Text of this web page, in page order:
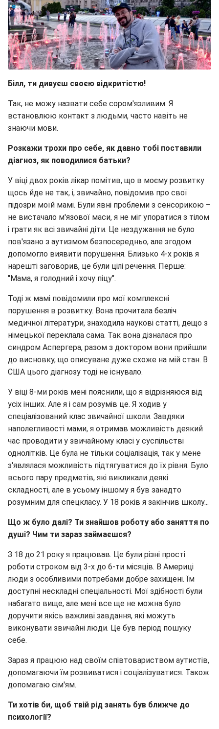
Білл, ти дивуєш своєю відкритістю!
Так, не можу назвати себе сором'язливим. Я
встановлюю контакт з людьми, часто навіть не
знаючи мови.
Розкажи трохи про себе, як давно тобі поставили
діагноз, як поводилися батьки?
У віці двох років лікар помітив, що в моєму розвитку
щось йде не так, і, звичайно, повідомив про свої
підозри моїй мамі. Були явні проблеми з сенсорикою –
не вистачало м'язової маси, я не міг упоратися з тілом
і грати як всі звичайні діти. Це нездужання не було
пов'язано з аутизмом безпосередньо, але згодом
допомогло виявити порушення. Близько 4-х років я
нарешті заговорив, це були цілі речення. Перше:
"Мама, я голодний і хочу піцу".
Тоді ж мамі повідомили про мої комплексні
порушення в розвитку. Вона прочитала безліч
медичної літератури, знаходила наукові статті, дещо з
німецької переклала сама. Так вона дізналася про
синдром Аспергера, разом з доктором вони прийшли
до висновку, що описуване дуже схоже на мій стан. В
США цього діагнозу тоді не існувало.
У віці 8-ми років мені пояснили, що я відрізняюся від
усіх інших. Але я і сам розумів це. Я ходив у
спеціалізований клас звичайної школи. Завдяки
наполегливості мами, я отримав можливість деякий
час проводити у звичайному класі у суспільстві
однолітків. Це була не тільки соціалізація, так у мене
з'являлася можливість підтягуватися до їх рівня. Було
всього пару предметів, які викликали деякі
складності, але в усьому іншому я був занадто
розумним для спецкласу. У 18 років я закінчив школу...
Що ж було далі? Ти знайшов роботу або заняття по
душі? Чим ти зараз займаєшся?
З 18 до 21 року я працював. Це були різні прості
роботи строком від 3-х до 6-ти місяців. В Америці
люди з особливими потребами добре захищені. Їм
доступні нескладні спеціальності. Мої здібності були
набагато вище, але мені все ще не можна було
доручити якісь важливі завдання, які можуть
виконувати звичайні люди. Це був період пошуку
себе.
Зараз я працюю над своїм співтовариством аутистів,
допомагаючи їм розвиватися і соціалізуватися. Також
допомагаю сім'ям.
Ти хотів би, щоб твій рід занять був ближче до
психології?